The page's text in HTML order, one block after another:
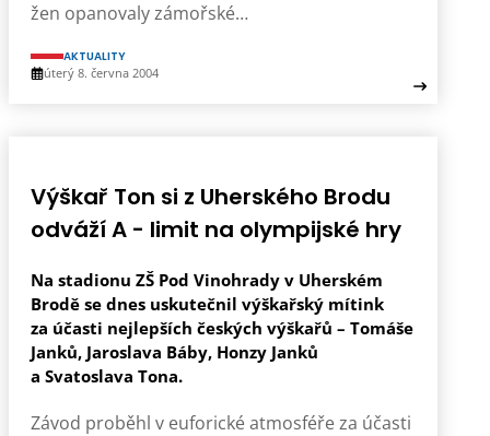
žen opanovaly zámořské…
AKTUALITY
úterý 8. června 2004
Výškař Ton si z Uherského Brodu
odváží A - limit na olympijské hry
Na stadionu ZŠ Pod Vinohrady v Uherském
Brodě se dnes uskutečnil výškařský mítink
za účasti nejlepších českých výškařů – Tomáše
Janků, Jaroslava Báby, Honzy Janků
a Svatoslava Tona.
Závod proběhl v euforické atmosféře za účasti